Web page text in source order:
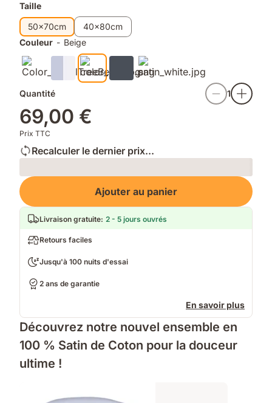
avec
une
finition
douce
et
soyeuse
de
douceur
et
de
luxe
ultime
Produits
supplémentaires
Taille
50x70cm
40x80cm
Couleur - Beige
Quantité 1
69,00 €
Prix TTC
Recalculer le dernier prix...
Loading
Ajouter au panier
Livraison gratuite: 2 - 5 jours ouvrés
Retours faciles
Jusqu'à 100 nuits d'essai
2 ans de garantie
En savoir plus
Découvrez notre nouvel ensemble en
100 % Satin de Coton pour la douceur
ultime !